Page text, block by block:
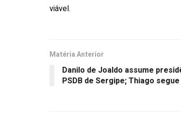
viável.
Matéria Anterior
Danilo de Joaldo assume
PSDB de Sergipe; Thiago